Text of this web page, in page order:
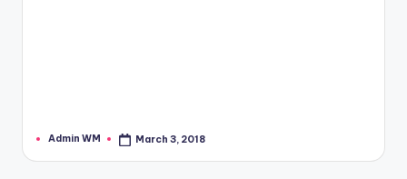
Posted
Admin WM March 3, 2018